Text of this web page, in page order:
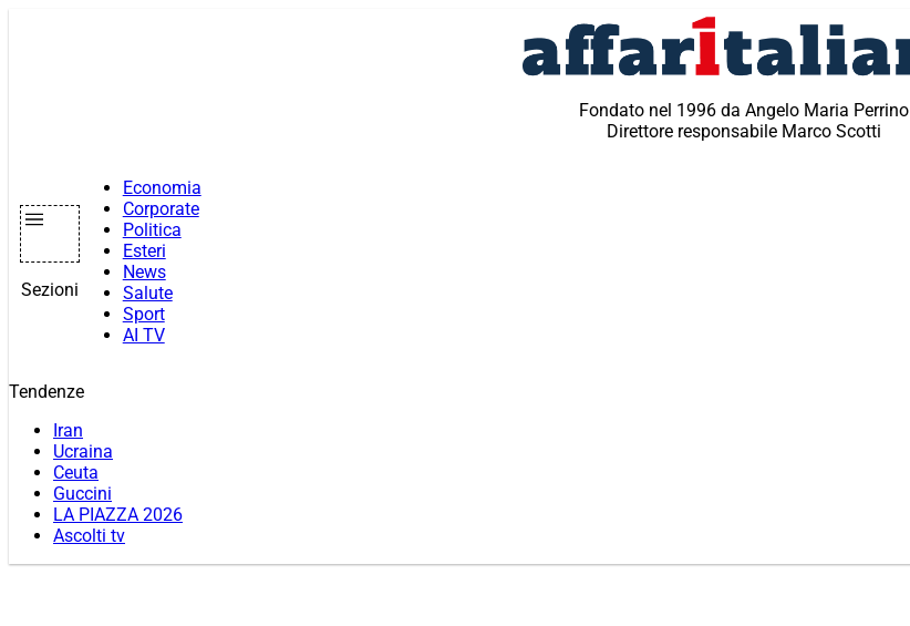
Fondato nel 1996 da Angelo Maria Perrino
Direttore responsabile Marco Scotti
Sezioni
Economia
Corporate
Politica
Esteri
News
Salute
Sport
AI TV
Tendenze
Iran
Ucraina
Ceuta
Guccini
LA PIAZZA 2026
Ascolti tv